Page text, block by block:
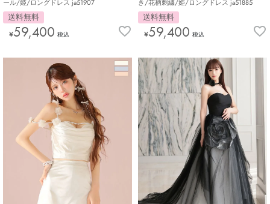
ール/姫/ロングドレス ja51907
送料無料
¥59,400 税込
き/花柄刺繍/姫/ロングドレス ja51885
送料無料
¥59,400 税込